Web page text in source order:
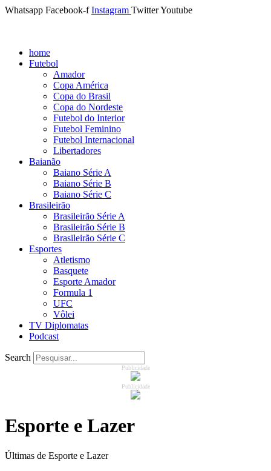
Whatsapp Facebook-f Instagram TwitterYoutube
home
Futebol
Amador
Copa América
Copa do Brasil
Copa do Nordeste
Futebol do Interior
Futebol Feminino
Futebol Internacional
Libertadores
Baianão
Baiano Série A
Baiano Série B
Baiano Série C
Brasileirão
Brasileirão Série A
Brasileirão Série B
Brasileirão Série C
Esportes
Atletismo
Basquete
Esporte Amador
Formula 1
UFC
Vôlei
TV Diplomatas
Podcast
Search
Publicidade
Publicidade
Esporte e Lazer
Últimas de Esporte e Lazer